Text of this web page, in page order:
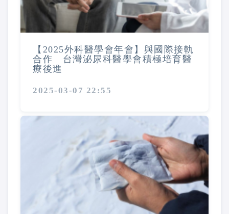
【2025外科醫學會年會】與國際接軌
合作 台灣泌尿科醫學會積極培育醫
療後進
2025-03-07 22:55